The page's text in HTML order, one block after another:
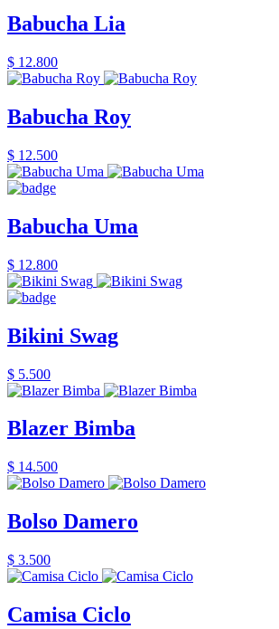
Babucha Lia
$ 12.800
Babucha Roy
$ 12.500
Babucha Uma
$ 12.800
Bikini Swag
$ 5.500
Blazer Bimba
$ 14.500
Bolso Damero
$ 3.500
Camisa Ciclo